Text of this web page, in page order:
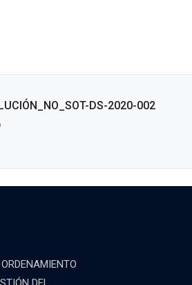
DS-2020-002